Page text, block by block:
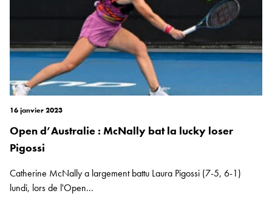
16 janvier 2023
Open d’Australie : McNally bat la lucky loser
Pigossi
Catherine McNally a largement battu Laura Pigossi (7-5, 6-1)
lundi, lors de l'Open...